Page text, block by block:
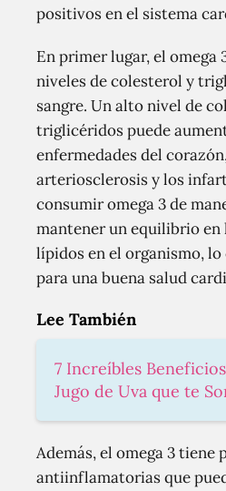
positivos en el sistema
En primer lugar, el omega
niveles de colesterol y
sangre. Un alto nivel de
triglicéridos puede
enfermedades del
arteriosclerosis y los
consumir omega 3 de
mantener un equilibrio en
lípidos en el organismo,
para una buena salud
Lee También
7 Increíbles
Jugo de Uva que te
Además, el omega 3 tiene
antiinflamatorias que